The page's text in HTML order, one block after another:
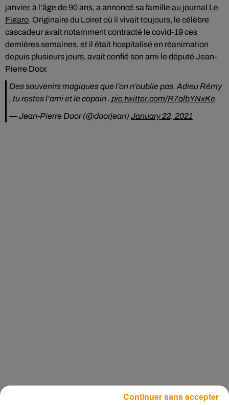
janvier, à l’âge de 90 ans, a annoncé sa famille au journal Le
Figaro. Originaire du Loiret où il vivait toujours, le célèbre
cascadeur avait notamment contracté le covid-19 ces
dernières semaines, et il était hospitalisé en réanimation
depuis plusieurs jours, avait confié son ami le député Jean-
Pierre Door.
Des souvenirs magiques que l’on n’oublie pas. Adieu Rémy
, tu restes l’ami et le copain . pic.twitter.com/R7qlbYNxKe
— Jean-Pierre Door (@doorjean) January 22, 2021
Ancien champion de moto-cross, il avait contribué à de
Continuer sans accepter